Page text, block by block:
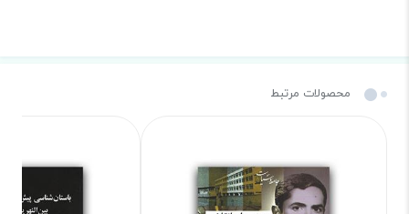
محصولات مرتبط